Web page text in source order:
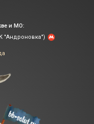
и МО:
"Андроновка")